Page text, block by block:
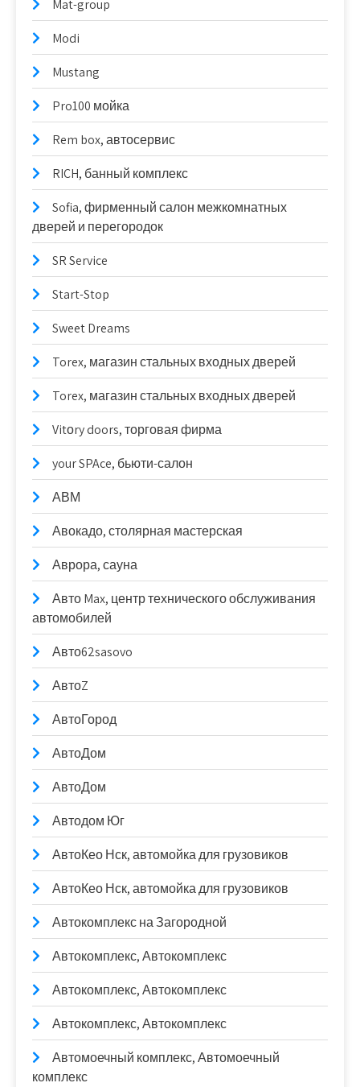
Mat-group
Modi
Mustang
Pro100 мойка
Rem box, автосервис
RICH, банный комплекс
Sofia, фирменный салон межкомнатных
дверей и перегородок
SR Service
Start-Stop
Sweet Dreams
Torex, магазин стальных входных дверей
Torex, магазин стальных входных дверей
Vitоry doors, торговая фирма
your SPAce, бьюти-салон
АВМ
Авокадо, столярная мастерская
Аврора, сауна
Авто Max, центр технического обслуживания
автомобилей
Авто62sasovo
АвтоZ
АвтоГород
АвтоДом
АвтоДом
Автодом Юг
АвтоКео Нск, автомойка для грузовиков
АвтоКео Нск, автомойка для грузовиков
Автокомплекс на Загородной
Автокомплекс, Автокомплекс
Автокомплекс, Автокомплекс
Автокомплекс, Автокомплекс
Автомоечный комплекс, Автомоечный
комплекс